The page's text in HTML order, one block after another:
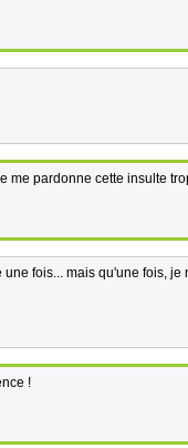
me pardonne cette insulte
fois... mais qu'une fois,
!